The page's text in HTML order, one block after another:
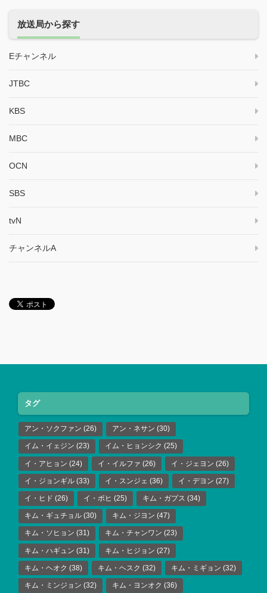
放送局から探す
Eチャンネル
JTBC
KBS
MBC
OCN
SBS
tvN
チャンネルA
タグ
アン・ソクファン (26) アン・ネサン (30)
イム・イェジン (23) イム・ヒョンシク (25)
イ・アヒョン (24) イ・イルファ (26) イ・ジェヨン (26)
イ・ジョンギル (33) イ・スンジェ (36) イ・デヨン (27)
イ・ヒド (26) イ・ボヒ (25) キム・ガプス (34)
キム・ギュチョル (30) キム・ジヨン (47)
キム・ソヒョン (31) キム・チャンワン (23)
キム・ハギュン (31) キム・ヒジョン (27)
キム・ヘオク (38) キム・ヘスク (32) キム・ミギョン (32)
キム・ミンジョン (32) キム・ヨンオク (36)